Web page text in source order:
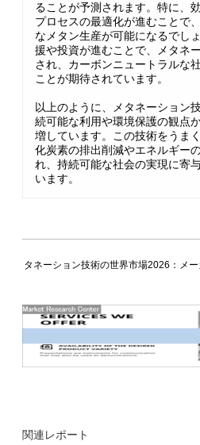
ることが予測されます。特に、
プロセスの最適化が進むことで
なメタン生産が可能になるでし
援や投資が進むことで、メタネ
され、カーボンニュートラルな
ことが期待されています。
以上のように、メタネーション
続可能な利用や環境保護の観点
増しています。この技術をうま
化炭素の排出削減やエネルギー
れ、持続可能な社会の実現に寄
います。
メタネーション技術の世界市場2026：メ
関連レポート